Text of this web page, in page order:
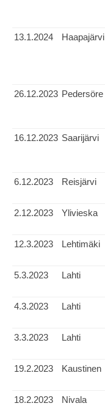
13.1.2024
Haapajärvi
26.12.2023 Pedersöre
16.12.2023 Saarijärvi
6.12.2023
Reisjärvi
2.12.2023 Ylivieska
12.3.2023 Lehtimäki
5.3.2023 Lahti
4.3.2023 Lahti
3.3.2023 Lahti
19.2.2023 Kaustinen
18.2.2023 Nivala